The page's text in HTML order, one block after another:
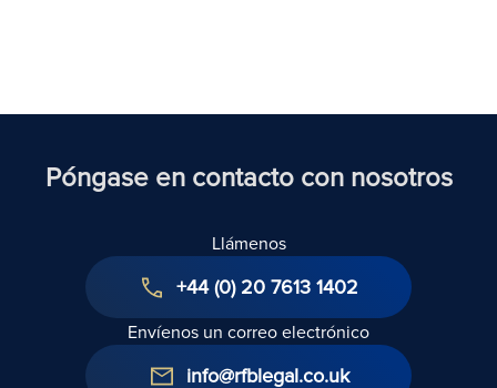
Póngase en contacto con nosotros
Llámenos
+44 (0) 20 7613 1402
Envíenos un correo electrónico
info@rfblegal.co.uk